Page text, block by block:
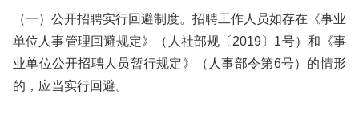
（一）公开招聘实行回避制度。招聘工作人员如存在《事业
单位人事管理回避规定》（人社部规〔2019〕1号）和《事
业单位公开招聘人员暂行规定》（人事部令第6号）的情形
的，应当实行回避。